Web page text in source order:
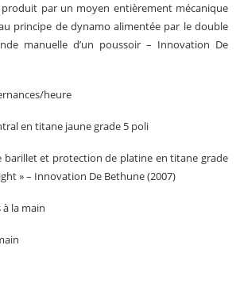
produit par un moyen entièrement mécanique
principe de dynamo alimentée par le double
manuelle d’un poussoir – Innovation De
heure
en titane jaune grade 5 poli
et protection de platine en titane grade
» – Innovation De Bethune (2007)
la main